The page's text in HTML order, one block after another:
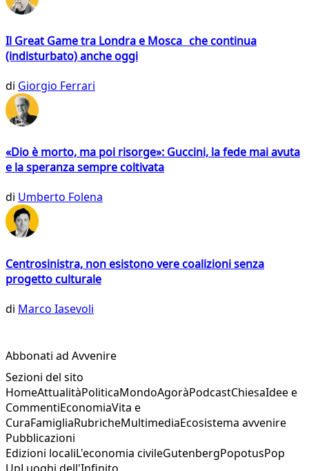
Il Great Game tra Londra e Mosca che continua
(indisturbato) anche oggi
di Giorgio Ferrari
«Dio è morto, ma poi risorge»: Guccini, la fede mai avuta
e la speranza sempre coltivata
di Umberto Folena
Centrosinistra, non esistono vere coalizioni senza
progetto culturale
di Marco Iasevoli
Abbonati ad Avvenire
Sezioni del sito
HomeAttualitàPoliticaMondoAgoràPodcastChiesaIdee e
CommentiEconomiaVita e
CuraFamigliaRubricheMultimediaEcosistema avvenire
Pubblicazioni
Edizioni localiL'economia civileGutenbergPopotusPop